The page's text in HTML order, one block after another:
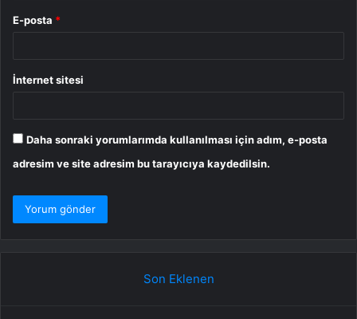
E-posta *
İnternet sitesi
Daha sonraki yorumlarımda kullanılması için adım, e-posta
adresim ve site adresim bu tarayıcıya kaydedilsin.
Son Eklenen